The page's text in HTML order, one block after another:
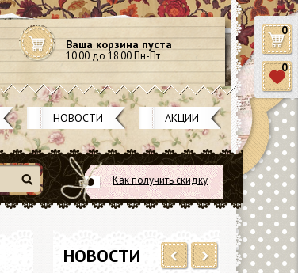
Ваша корзина пуста
10:00 до 18:00 Пн-Пт
НОВОСТИ АКЦИИ
Как получить скидку
Найти
НОВОСТИ
0
0